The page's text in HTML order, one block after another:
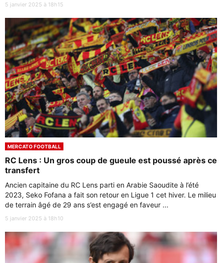
5 janvier 2025 à 18h15
MERCATO FOOTBALL
RC Lens : Un gros coup de gueule est poussé après ce
transfert
Ancien capitaine du RC Lens parti en Arabie Saoudite à l’été
2023, Seko Fofana a fait son retour en Ligue 1 cet hiver. Le milieu
de terrain âgé de 29 ans s’est engagé en faveur ...
5 janvier 2025 à 18h10